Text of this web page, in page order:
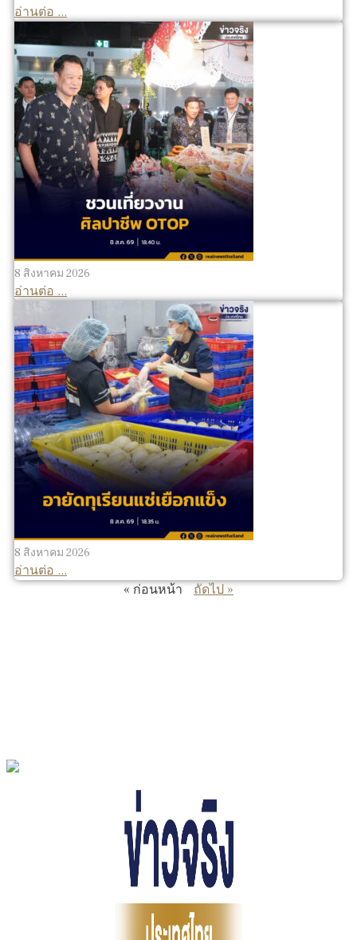
อ่านต่อ ...
8 สิงหาคม 2026
อ่านต่อ ...
8 สิงหาคม 2026
อ่านต่อ ...
« ก่อนหน้า
ถัดไป »